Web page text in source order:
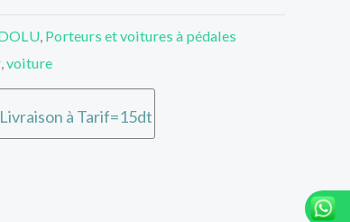
, Porteurs et voitures à pédales
,voiture
à Tarif=15dt